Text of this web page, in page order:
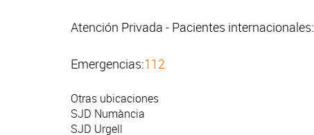
Atención Privada - Pacientes internacionales:
Emergencias:112
Otras ubicaciones
SJD Numància
SJD Urgell